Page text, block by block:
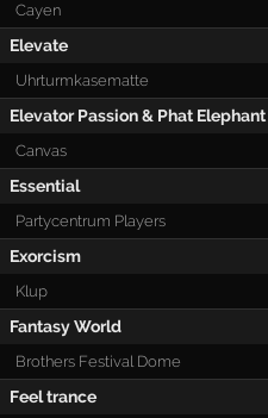
Cayen
Elevate
Uhrturmkasematte
Elevator Passion & Phat Elephant
Canvas
Essential
Partycentrum Players
Exorcism
Klup
Fantasy World
Brothers Festival Dome
Feel trance